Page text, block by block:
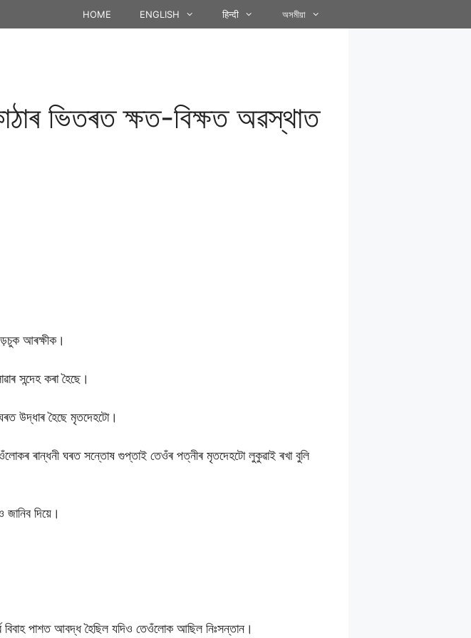
HOME ENGLISH हिन्दी অসমীয়া
ভিতৰত ক্ষত-বিক্ষত অৱস্থাত
আৰক্ষীক।
সন্দেহ কৰা হৈছে।
উদ্ধাৰ হৈছে মৃতদেহটো।
ৰান্ধনী ঘৰত সন্তোষ গুপ্তাই তেওঁৰ পত্নীৰ মৃতদেহটো লুকুৱাই ৰখা বুলি
জানিব দিয়ে।
বিবাহ পাশত আবদ্ধ হৈছিল যদিও তেওঁলোক আছিল নিঃসন্তান।